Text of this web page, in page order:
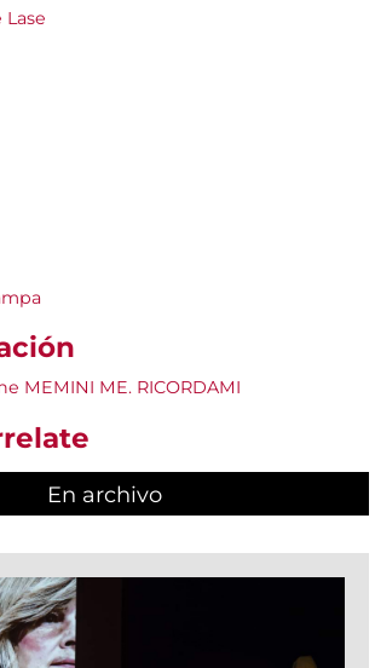
MEMINI ME. RICORDAMI
En archivo